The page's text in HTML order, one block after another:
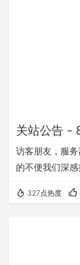
关站公告 -
访客朋友，服
的不便我们深
327点热度